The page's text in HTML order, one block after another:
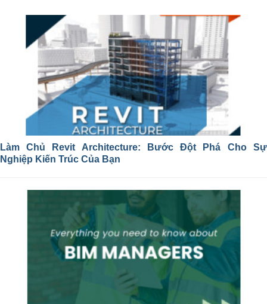
Làm Chủ Revit Architecture: Bước Đột Phá Cho Sự
Nghiệp Kiến Trúc Của Bạn